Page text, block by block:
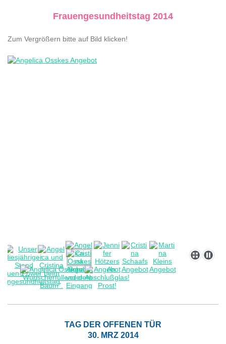
Frauengesundheitstag 2014
Zum Vergrößern bitte auf Bild klicken!
TAG DER OFFENEN TÜR
30. MRZ 2014